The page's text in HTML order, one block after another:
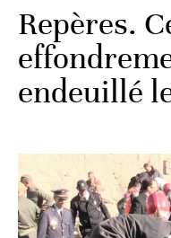
Repères.
endeuillé